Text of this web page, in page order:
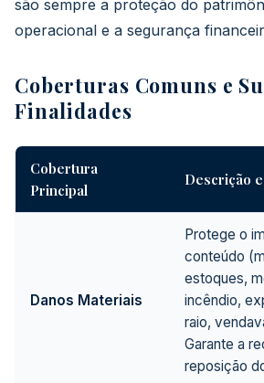
são sempre a proteção do
operacional e a segurança
Coberturas Comuns e
Finalidades
Cobertura
Principal
Descrição
Danos Materiais
Protege o
conteúdo
estoques,
incêndio,
raio,
Garante a
reposição